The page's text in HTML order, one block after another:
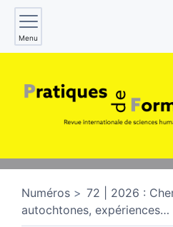
Menu
Numéros
72 | 2026 :
autochtones, expériences…